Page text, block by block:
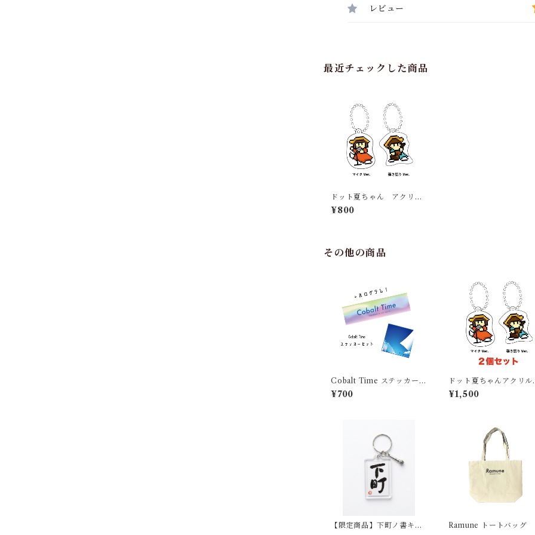
レビュー
最近チェックした商品
ドット夏ちゃん アクリル
キーホルダー
¥800
その他の商品
Cobalt Time ステッカーセ
ット
¥700
ドット夏ちゃんアクリル
ーホルダーセット
¥1,500
【限定商品】下町ノ書キー
Ramune トートバッグ